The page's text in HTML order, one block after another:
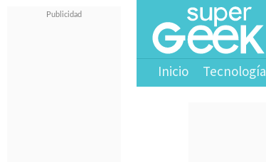
Inicio Tecnología